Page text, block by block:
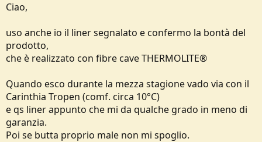
Ciao,
uso anche io il liner segnalato e confermo la bontà del
prodotto,
che è realizzato con fibre cave THERMOLITE®
Quando esco durante la mezza stagione vado via con il
Carinthia Tropen (comf. circa 10°C)
e qs liner appunto che mi da qualche grado in meno di
garanzia.
Poi se butta proprio male non mi spoglio.